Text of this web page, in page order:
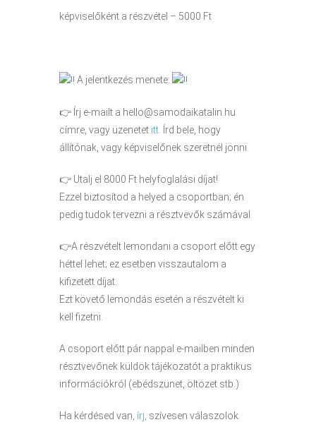
képviselőként a részvétel – 5000 Ft
A jelentkezés menete:
👉 Írj e-mailt a hello@samodaikatalin.hu
címre, vagy üzenetet itt . Írd bele, hogy
állítónak, vagy képviselőnek szeretnél jönni.
👉 Utalj el 8000 Ft helyfoglalási díjat!
Ezzel biztosítod a helyed a csoportban; én
pedig tudok tervezni a résztvevők számával.
👉A részvételt lemondani a csoport előtt egy
héttel lehet; ez esetben visszautalom a
kifizetett díjat.
Ezt követő lemondás esetén a részvételt ki
kell fizetni.
A csoport előtt pár nappal e-mailben minden
résztvevőnek küldök tájékozatót a praktikus
információkról (ebédszünet, öltözet stb.)
Ha kérdésed van, írj, szívesen válaszolok.